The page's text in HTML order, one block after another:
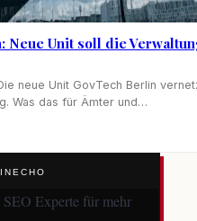
Neue Unit soll die
neue Unit GovTech Berlin
Was das für Ämter und…